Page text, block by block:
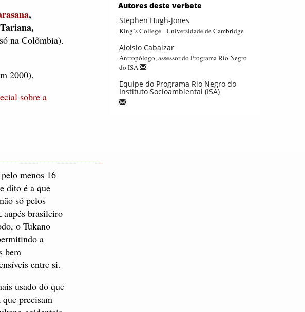
,
na Colômbia).
2000).
sobre a
menos 16
dito é a que
só pelos
brasileiro
o Tukano
a
bem
entre si.
usado do que
precisam
Autores deste verbete
Stephen Hugh-Jones
King´s College - Universidade de Cambridge
Aloisio Cabalzar
Antropólogo, assessor do Programa Rio Negro
do ISA
Equipe do Programa Rio Negro do
Instituto Socioambiental (ISA)